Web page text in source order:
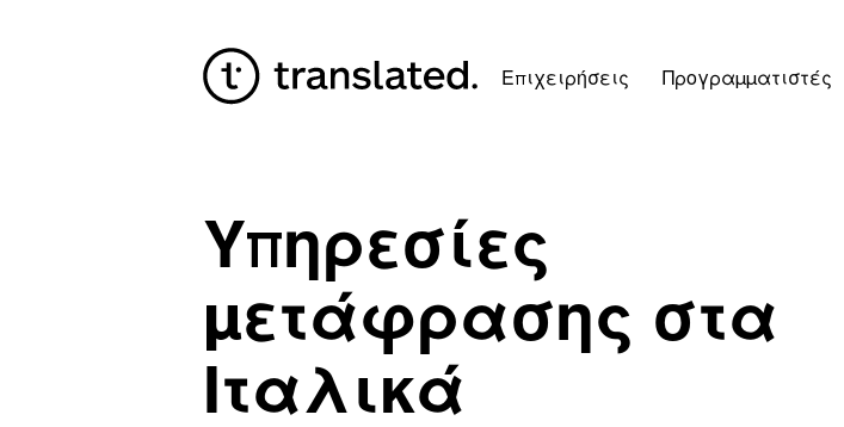
Επιχειρήσεις Προγραμματιστές
Υπηρεσίες
μετάφρασης στα
Ιταλικά